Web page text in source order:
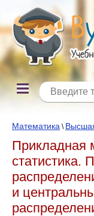
Математика \
Прикладная
статистика.
и